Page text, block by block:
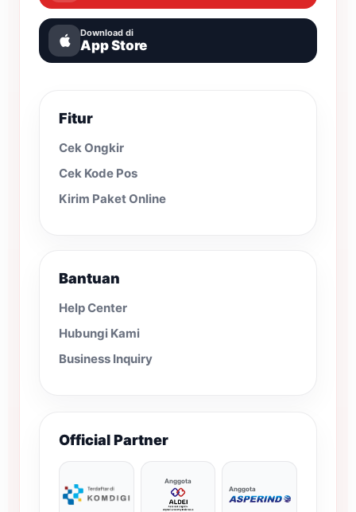
Download di
App Store
Fitur
Cek Ongkir
Cek Kode Pos
Kirim Paket Online
Bantuan
Help Center
Hubungi Kami
Business Inquiry
Official Partner
Anggota
Anggota